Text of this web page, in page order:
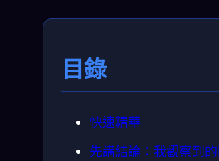
目錄
快速精華
先講結論：我觀察到